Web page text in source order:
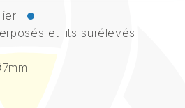
et lits surélevés